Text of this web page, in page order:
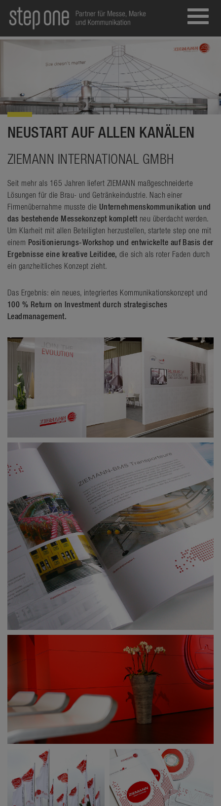
NEUSTART AUF ALLEN KANÄLEN
ZIEMANN INTERNATIONAL GMBH
Seit mehr als 165 Jahren liefert ZIEMANN maßgeschneiderte
Lösungen für die Brau- und Getränkeindustrie. Nach einer
Firmenübernahme musste die Unternehmenskommunikation und
das bestehende Messekonzept komplett neu überdacht werden.
Um Klarheit mit allen Beteiligten herzustellen, startete step one mit
einem Positionierungs-Workshop und entwickelte auf Basis der
Ergebnisse eine kreative Leitidee, die sich als roter Faden durch
ein ganzheitliches Konzept zieht.
Das Ergebnis: ein neues, integriertes Kommunikationskonzept und
100 % Return on Investment durch strategisches
Leadmanagement.